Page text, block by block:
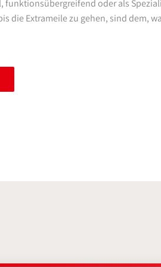
funktionsübergreifend oder als
die Extrameile zu gehen, sind dem,